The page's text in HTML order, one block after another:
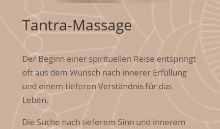
Tantra-Massage
Der Beginn einer spirituellen Reise entspringt
oft aus dem Wunsch nach innerer Erfüllung
und einem tieferen Verständnis für das
Leben.
Die Suche nach tieferem Sinn und innerem